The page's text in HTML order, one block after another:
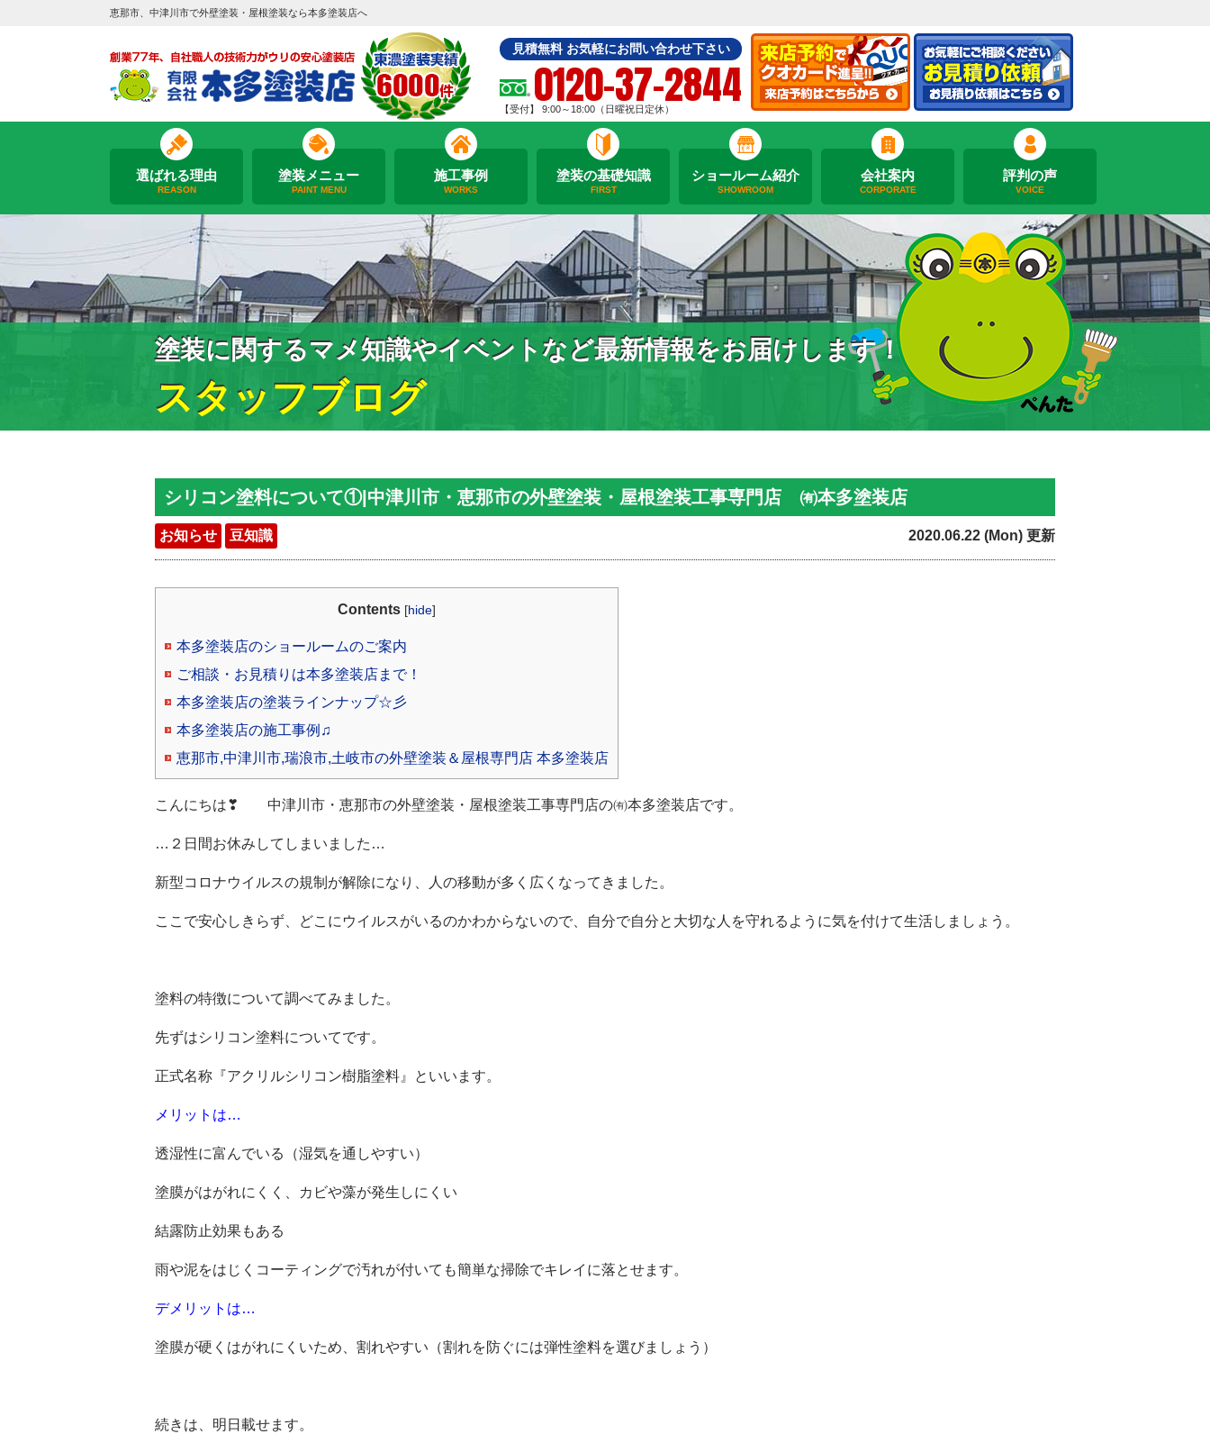
恵那市、中津川市で外壁塗装・屋根塗装なら本多塗装店へ
見積無料 お気軽にお問い合わせ下さい
0120-37-2844
【受付】 9:00～18:00（日曜祝日定休）
選ばれる理由
REASON
塗装メニュー
PAINT MENU
施工事例
WORKS
塗装の基礎知識
FIRST
ショールーム紹介
SHOWROOM
会社案内
CORPORATE
評判の声
VOICE
塗装に関するマメ知識やイベントなど最新情報をお届けします！
スタッフブログ
シリコン塗料について①|中津川市・恵那市の外壁塗装・屋根塗装工事専門店 ㈲本多塗装店
お知らせ 豆知識 2020.06.22 (Mon) 更新
Contents [hide]
本多塗装店のショールームのご案内
ご相談・お見積りは本多塗装店まで！
本多塗装店の塗装ラインナップ☆彡
本多塗装店の施工事例♫
恵那市,中津川市,瑞浪市,土岐市の外壁塗装＆屋根専門店 本多塗装店
こんにちは❣ 中津川市・恵那市の外壁塗装・屋根塗装工事専門店の㈲本多塗装店です。
…２日間お休みしてしまいました…
新型コロナウイルスの規制が解除になり、人の移動が多く広くなってきました。
ここで安心しきらず、どこにウイルスがいるのかわからないので、自分で自分と大切な人を守れるように気を付けて生活しましょう。
塗料の特徴について調べてみました。
先ずはシリコン塗料についてです。
正式名称『アクリルシリコン樹脂塗料』といいます。
メリットは…
透湿性に富んでいる（湿気を通しやすい）
塗膜がはがれにくく、カビや藻が発生しにくい
結露防止効果もある
雨や泥をはじくコーティングで汚れが付いても簡単な掃除でキレイに落とせます。
デメリットは…
塗膜が硬くはがれにくいため、割れやすい（割れを防ぐには弾性塗料を選びましょう）
続きは、明日載せます。